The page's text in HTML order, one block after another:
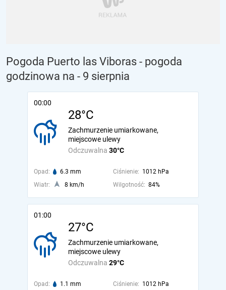
Pogoda Puerto las Viboras - pogoda
godzinowa na - 9 sierpnia
00:00
28°C
Odczuwalna 30°C
Zachmurzenie umiarkowane,
miejscowe ulewy
Opad: 6.3 mm Ciśnienie: 1012 hPa
Wiatr:
8 km/h Wilgotność: 84%
01:00
27°C
Odczuwalna 29°C
Zachmurzenie umiarkowane,
miejscowe ulewy
Opad: 1.1 mm Ciśnienie: 1012 hPa